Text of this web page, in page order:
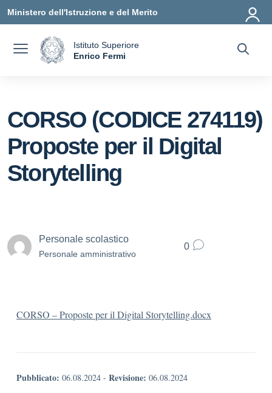
Ministero dell'Istruzione e del Merito
Istituto Superiore
Enrico Fermi
CORSO (CODICE 274119)
Proposte per il Digital
Storytelling
Personale scolastico
Personale amministrativo
0
CORSO – Proposte per il Digital Storytelling.docx
Pubblicato: 06.08.2024 - Revisione: 06.08.2024